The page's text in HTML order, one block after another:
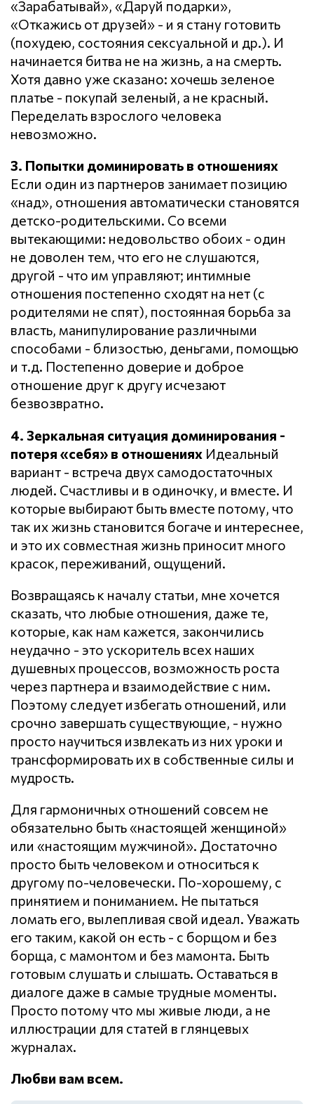
«Зарабатывай», «Даруй подарки»,
«Откажись от друзей» - и я стану готовить
(похудею, состояния сексуальной и др.). И
начинается битва не на жизнь, а на смерть.
Хотя давно уже сказано: хочешь зеленое
платье - покупай зеленый, а не красный.
Переделать взрослого человека
невозможно.
3. Попытки доминировать в отношениях
Если один из партнеров занимает позицию
«над», отношения автоматически становятся
детско-родительскими. Со всеми
вытекающими: недовольство обоих - один
не доволен тем, что его не слушаются,
другой - что им управляют; интимные
отношения постепенно сходят на нет (с
родителями не спят), постоянная борьба за
власть, манипулирование различными
способами - близостью, деньгами, помощью
и т.д. Постепенно доверие и доброе
отношение друг к другу исчезают
безвозвратно.
4. Зеркальная ситуация доминирования -
потеря «себя» в отношениях Идеальный
вариант - встреча двух самодостаточных
людей. Счастливы и в одиночку, и вместе. И
которые выбирают быть вместе потому, что
так их жизнь становится богаче и интереснее,
и это их совместная жизнь приносит много
красок, переживаний, ощущений.
Возвращаясь к началу статьи, мне хочется
сказать, что любые отношения, даже те,
которые, как нам кажется, закончились
неудачно - это ускоритель всех наших
душевных процессов, возможность роста
через партнера и взаимодействие с ним.
Поэтому следует избегать отношений, или
срочно завершать существующие, - нужно
просто научиться извлекать из них уроки и
трансформировать их в собственные силы и
мудрость.
Для гармоничных отношений совсем не
обязательно быть «настоящей женщиной»
или «настоящим мужчиной». Достаточно
просто быть человеком и относиться к
другому по-человечески. По-хорошему, с
принятием и пониманием. Не пытаться
ломать его, вылепливая свой идеал. Уважать
его таким, какой он есть - с борщом и без
борща, с мамонтом и без мамонта. Быть
готовым слушать и слышать. Оставаться в
диалоге даже в самые трудные моменты.
Просто потому что мы живые люди, а не
иллюстрации для статей в глянцевых
журналах.
Любви вам всем.